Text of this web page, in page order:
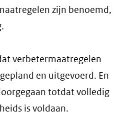
zijn benoemd,
verbetermaatregelen
en uitgevoerd. En
totdat volledig
is voldaan.